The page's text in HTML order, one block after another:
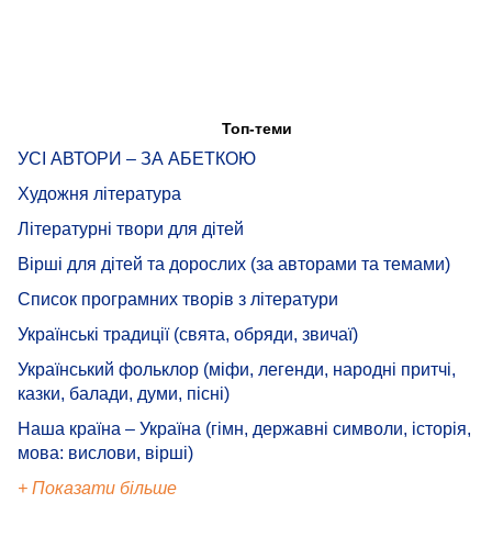
Топ-теми
УСІ АВТОРИ – ЗА АБЕТКОЮ
Художня література
Літературні твори для дітей
Вірші для дітей та дорослих (за авторами та темами)
Список програмних творів з літератури
Українські традиції (свята, обряди, звичаї)
Український фольклор (міфи, легенди, народні притчі,
казки, балади, думи, пісні)
Наша країна – Україна (гімн, державні символи, історія,
мова: вислови, вірші)
+ Показати більше